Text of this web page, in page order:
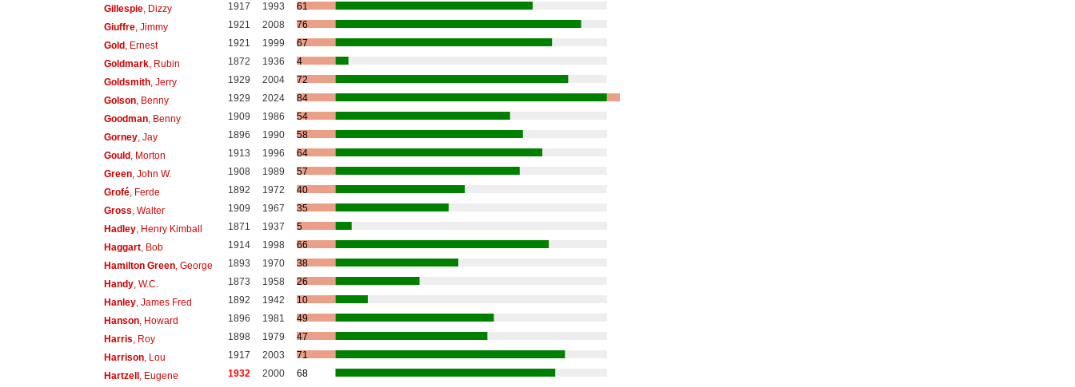
Gillespie, Dizzy 1917 1993
61
Giuffre, Jimmy 1921 2008
76
Gold, Ernest 1921 1999
67
Goldmark, Rubin 1872 1936
4
Goldsmith, Jerry 1929 2004
72
Golson, Benny 1929 2024
84
Goodman, Benny 1909 1986
54
Gorney, Jay 1896 1990
58
Gould, Morton 1913 1996
64
Green, John W. 1908 1989
57
Grofé, Ferde 1892 1972
40
Gross , Walter 1909 1967
35
Hadley, Henry Kimball 1871 1937
5
Haggart, Bob 1914 1998
66
Hamilton Green, George 1893 1970
38
Handy, W.C. 1873 1958
26
Hanley, James Fred 1892 1942
10
Hanson, Howard 1896 1981
49
Harris , Roy 1898 1979
47
Harrison, Lou 1917 2003
71
Hartzell, Eugene 1932 2000
68